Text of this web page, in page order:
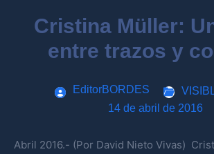
Cristina Müller:
entre trazos y
EditorBORDES
14 de abril de 2016
Abril 2016.- (Por David Nieto Vivas)